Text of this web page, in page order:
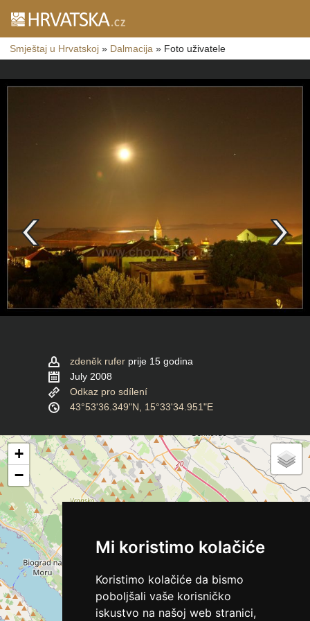
Mi koristimo kolačiće
Koristimo kolačiće da bismo
poboljšali vaše korisničko
iskustvo na našoj web stranici,
Smještaj u Hrvatskoj » Dalmacija » Foto uživatele
zdeněk rufer prije 15 godina
July 2008
Odkaz pro sdílení
43°53'36.349"N, 15°33'34.951"E
+
−